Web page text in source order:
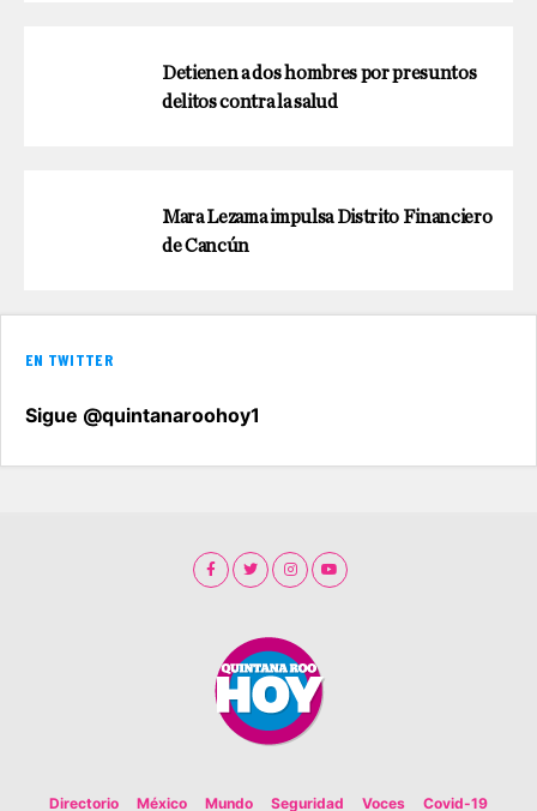
Detienen a dos hombres por presuntos
delitos contra la salud
Mara Lezama impulsa Distrito Financiero
de Cancún
EN TWITTER
Sigue @quintanaroohoy1
Directorio México Mundo Seguridad Voces Covid-19